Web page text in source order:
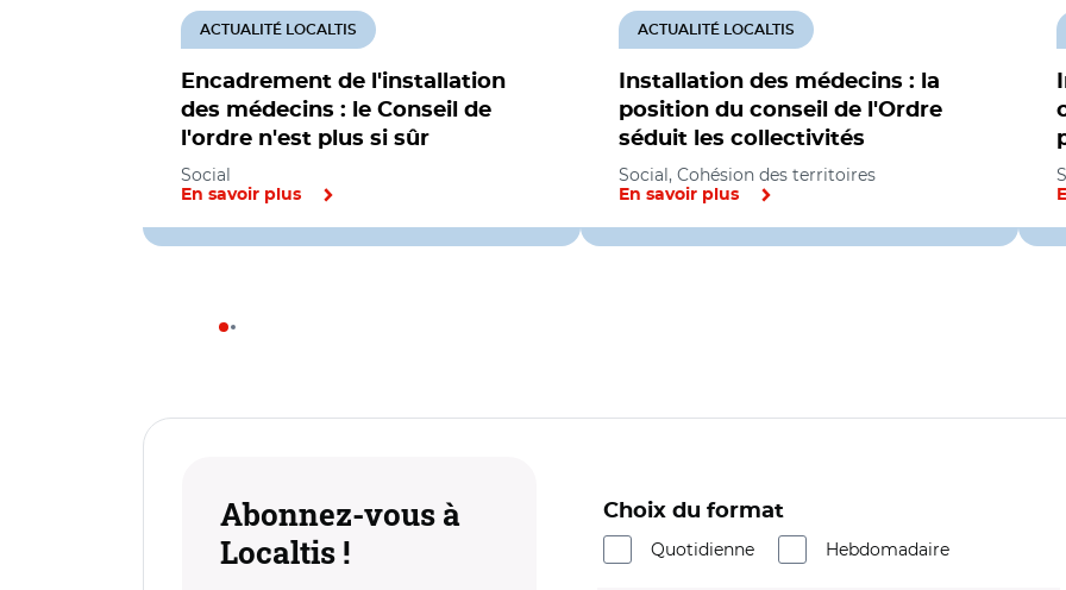
Encadrement de l'installation
des médecins : le Conseil de
l'ordre n'est plus si sûr
ACTUALITÉ LOCALTIS
Social
En savoir plus
Installation des médecins : la
position du conseil de l'Ordre
séduit les collectivités
ACTUALITÉ LOCALTIS
Social, Cohésion des territoires
En savoir plus
Abonnez-vous à
Localtis !
Choix du format
Quotidienne
Hebdomadaire